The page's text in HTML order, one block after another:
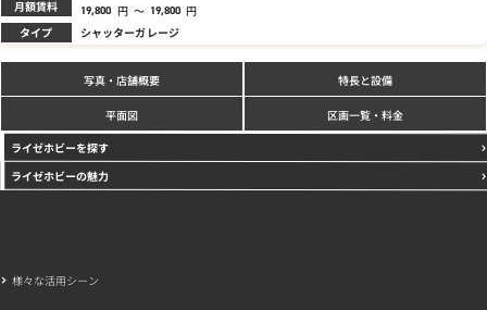
月額賃料 19,800 円 ～ 19,800 円
タイプ シャッターガレージ
写真・店舗概要 特長と設備
平面図 区画一覧・料金
ライゼホビーを探す
ライゼホビーの魅力
様々な活用シーン